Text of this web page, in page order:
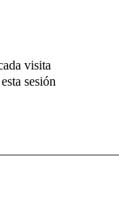
visita
sesión